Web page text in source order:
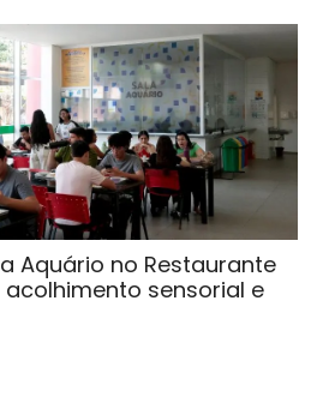
Aquário no Restaurante
sensorial e